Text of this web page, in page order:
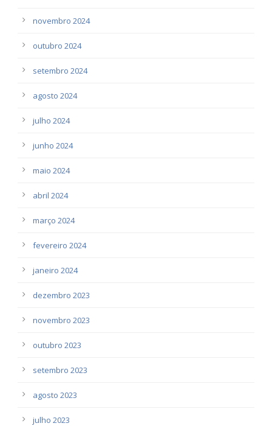
novembro 2024
outubro 2024
setembro 2024
agosto 2024
julho 2024
junho 2024
maio 2024
abril 2024
março 2024
fevereiro 2024
janeiro 2024
dezembro 2023
novembro 2023
outubro 2023
setembro 2023
agosto 2023
julho 2023